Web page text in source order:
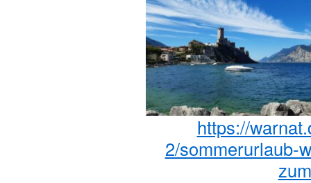
https://
2/sommerurlaub-